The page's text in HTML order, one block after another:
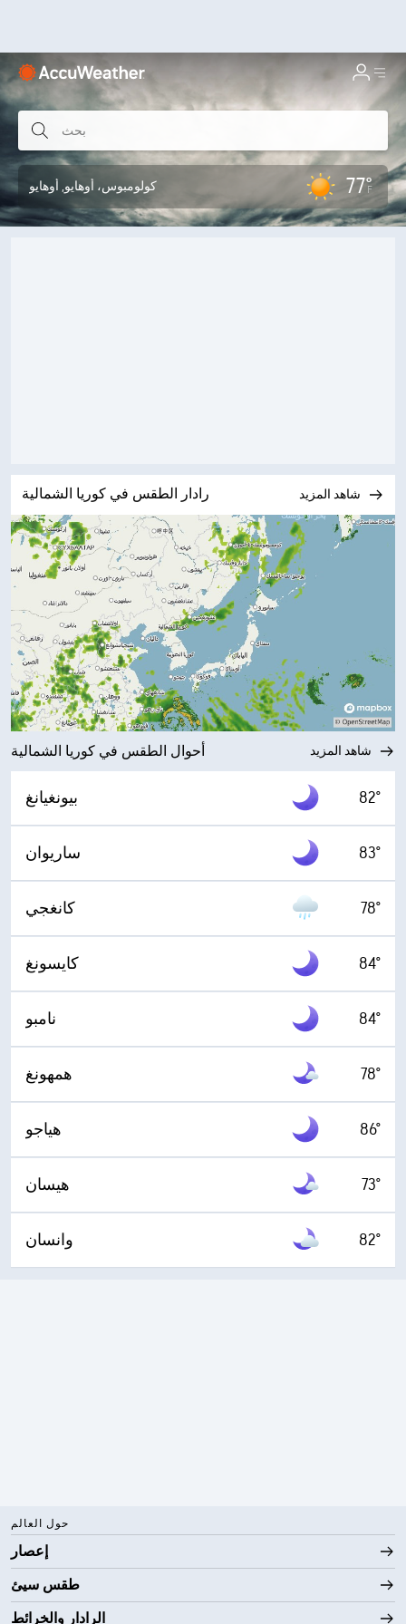
كولومبوس، أوهايو, أوهايو 77°F
رادار الطقس في كوريا الشمالية شاهد المزيد
أحوال الطقس في كوريا الشمالية شاهد المزيد
بيونغيانغ 82°
ساريوان 83°
كانغجي 78°
كايسونغ 84°
نامبو 84°
همهونغ 78°
هياجو 86°
هيسان 73°
وانسان 82°
حول العالم
إعصار
طقس سيئ
الرادار والخرائط